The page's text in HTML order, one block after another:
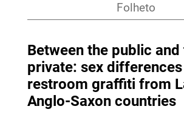
Folheto
Between the public and
private: sex
restroom graffiti from
Anglo-Saxon countries